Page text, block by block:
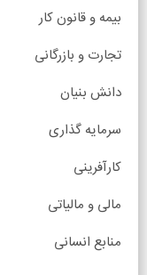
بیمه و قانون کار
تجارت و بازرگانی
دانش بنیان
سرمایه گذاری
کارآفرینی
مالی و مالیاتی
منابع انسانی